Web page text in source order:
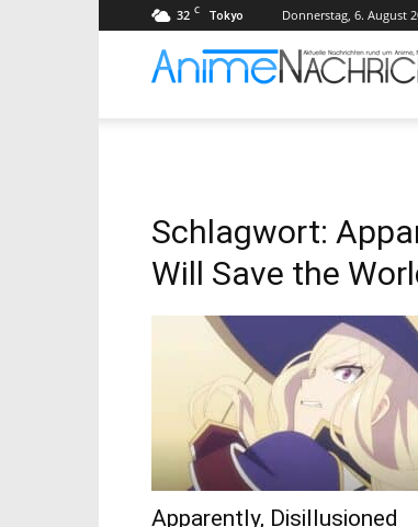
32 C Tokyo Donnerstag, 6. August
Schlagwort:
Will Save the
Apparently, Disillusioned